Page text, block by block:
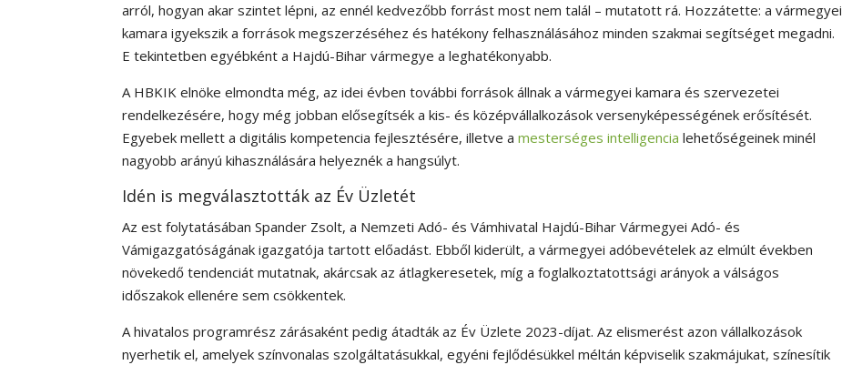
arról, hogyan akar szintet lépni, az ennél kedvezőbb forrást most nem talál – mutatott rá. Hozzátette: a vármegyei
kamara igyekszik a források megszerzéséhez és hatékony felhasználásához minden szakmai segítséget megadni.
E tekintetben egyébként a Hajdú-Bihar vármegye a leghatékonyabb.
A HBKIK elnöke elmondta még, az idei évben további források állnak a vármegyei kamara és szervezetei
rendelkezésére, hogy még jobban elősegítsék a kis- és középvállalkozások versenyképességének erősítését.
Egyebek mellett a digitális kompetencia fejlesztésére, illetve a mesterséges intelligencia lehetőségeinek minél
nagyobb arányú kihasználására helyeznék a hangsúlyt.
Idén is megválasztották az Év Üzletét
Az est folytatásában Spander Zsolt, a Nemzeti Adó- és Vámhivatal Hajdú-Bihar Vármegyei Adó- és
Vámigazgatóságának igazgatója tartott előadást. Ebből kiderült, a vármegyei adóbevételek az elmúlt években
növekedő tendenciát mutatnak, akárcsak az átlagkeresetek, míg a foglalkoztatottsági arányok a válságos
időszakok ellenére sem csökkentek.
A hivatalos programrész zárásaként pedig átadták az Év Üzlete 2023-díjat. Az elismerést azon vállalkozások
nyerhetik el, amelyek színvonalas szolgáltatásukkal, egyéni fejlődésükkel méltán képviselik szakmájukat, színesítik